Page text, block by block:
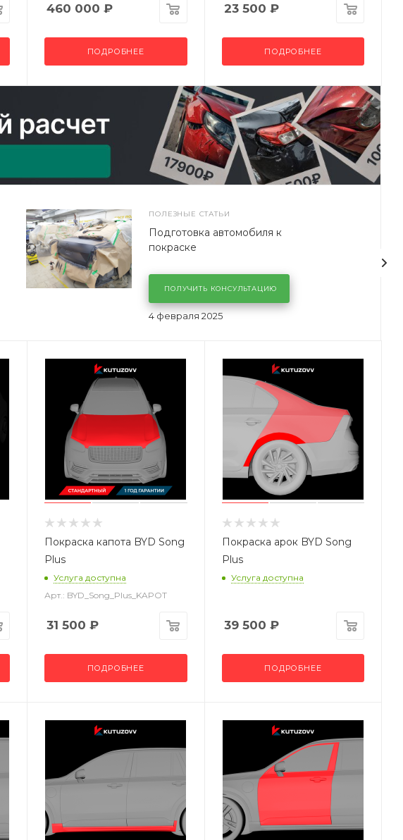
460 000 ₽
ПОДРОБНЕЕ
23 500 ₽
ПОДРОБНЕЕ
ПОЛЕЗНЫЕ СТАТЬИ
4 февраля 2025
Подготовка автомобиля к
покраске
ПОЛУЧИТЬ КОНСУЛЬТАЦИЮ
Покраска капота BYD Song
Plus
Услуга доступна
Арт.: BYD_Song_Plus_KAPOT
31 500 ₽
ПОДРОБНЕЕ
Покраска арок BYD Song
Plus
Услуга доступна
39 500 ₽
ПОДРОБНЕЕ